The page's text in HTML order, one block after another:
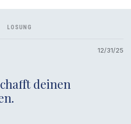
LOSUNG
12/31/25
deinen